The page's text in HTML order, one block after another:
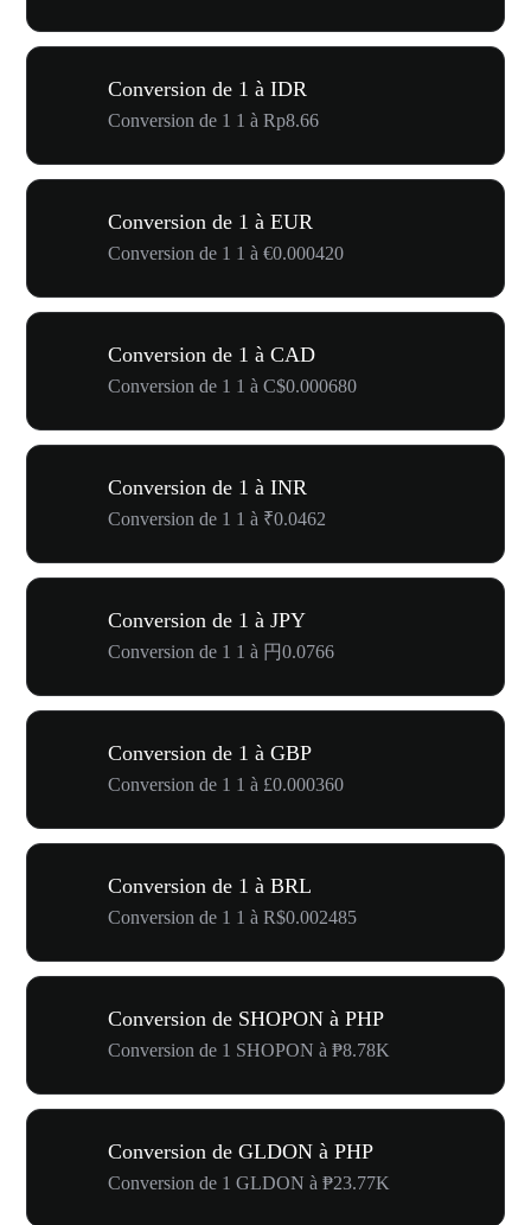
Conversion de 1 à IDR
Conversion de 1 1 à Rp8.66
Conversion de 1 à EUR
Conversion de 1 1 à €0.000420
Conversion de 1 à CAD
Conversion de 1 1 à C$0.000680
Conversion de 1 à INR
Conversion de 1 1 à ₹0.0462
Conversion de 1 à JPY
Conversion de 1 1 à 円0.0766
Conversion de 1 à GBP
Conversion de 1 1 à £0.000360
Conversion de 1 à BRL
Conversion de 1 1 à R$0.002485
Conversion de SHOPON à PHP
Conversion de 1 SHOPON à ₱8.78K
Conversion de GLDON à PHP
Conversion de 1 GLDON à ₱23.77K